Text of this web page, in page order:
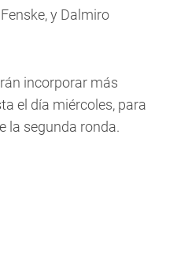
y Dalmiro
incorporar más
el día miércoles, para
la segunda ronda.